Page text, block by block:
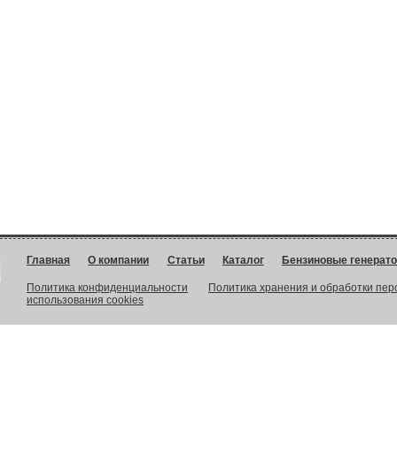
Главная О компании Статьи Каталог Бензиновые
Политика конфиденциальности
Политика хранения и обработки
использования cookies